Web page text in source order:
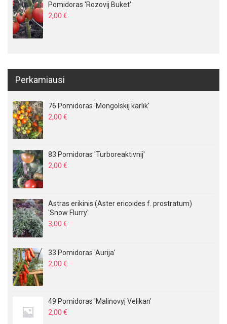
Pomidoras 'Rozovij Buket'
2,00 €
Perkamiausi
76 Pomidoras 'Mongolskij karlik'
2,00 €
83 Pomidoras 'Turboreaktivnij'
2,00 €
Astras erikinis (Aster ericoides f. prostratum)
'Snow Flurry'
3,00 €
33 Pomidoras 'Aurija'
2,00 €
49 Pomidoras 'Malinovyj Velikan'
2,00 €